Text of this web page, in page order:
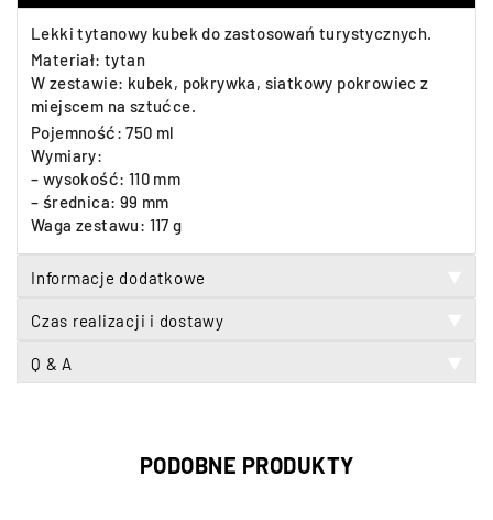
Lekki tytanowy kubek do zastosowań turystycznych.
Materiał: tytan
W zestawie: kubek, pokrywka, siatkowy pokrowiec z
miejscem na sztućce.
Pojemność: 750 ml
Wymiary:
– wysokość: 110 mm
– średnica: 99 mm
Waga zestawu: 117 g
Informacje dodatkowe
Czas realizacji i dostawy
Q & A
PODOBNE PRODUKTY